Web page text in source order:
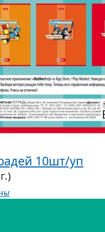
10шт/уп